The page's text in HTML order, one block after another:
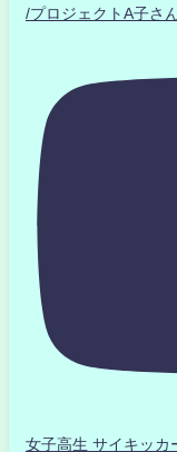
/プロジェクトA子さ
女子高生 サイキッカ